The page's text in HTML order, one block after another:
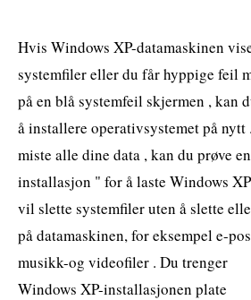
Hvis Windows XP-datamaskinen
systemfiler eller du får hyppige feil
på en blå systemfeil skjermen ,
å installere operativsystemet på
miste alle dine data , kan du prøve
installasjon " for å laste Windows
vil slette systemfiler uten å slette
på datamaskinen, for eksempel e-
musikk-og videofiler . Du trenger
Windows XP-installasjonen plate